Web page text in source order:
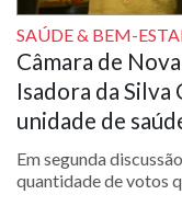
SAÚDE & BEM-
Câmara de
Isadora da
unidade de
Em segunda
quantidade de votos